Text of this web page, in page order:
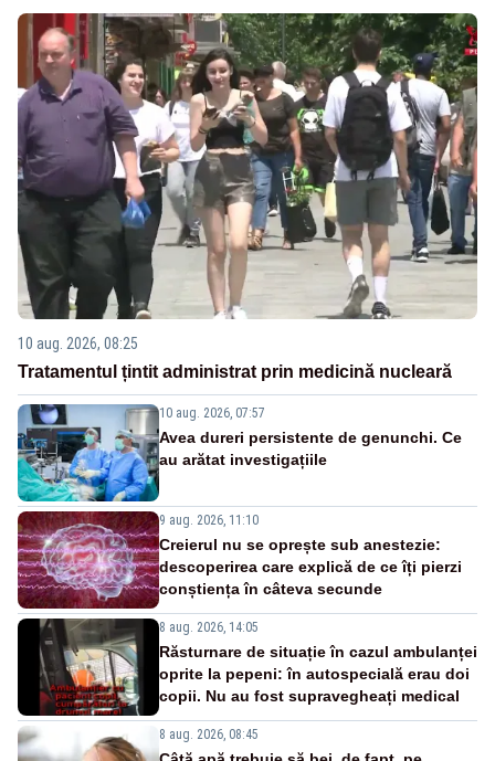
10 aug. 2026, 08:25
Tratamentul țintit administrat prin medicină nucleară
10 aug. 2026, 07:57
Avea dureri persistente de genunchi. Ce
au arătat investigațiile
9 aug. 2026, 11:10
Creierul nu se oprește sub anestezie:
descoperirea care explică de ce îți pierzi
conștiența în câteva secunde
8 aug. 2026, 14:05
Răsturnare de situație în cazul ambulanței
oprite la pepeni: în autospecială erau doi
copii. Nu au fost supravegheați medical
8 aug. 2026, 08:45